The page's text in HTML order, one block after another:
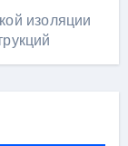
изоляции